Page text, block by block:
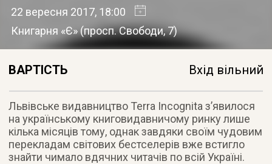
22 вересня 2017, 18:00
Книгарня «Є»(просп. Свободи, 7)
ВАРТІСТЬ Вхід вільний
Львівське видавництво Terra Incognita з’явилося
на українському книговидавничому ринку лише
кілька місяців тому, однак завдяки своїм чудовим
перекладам світових бестселерів вже встигло
знайти чимало вдячних читачів по всій Україні.